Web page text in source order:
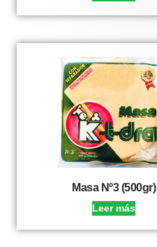
Masa Nº3 (500gr)
Leer más